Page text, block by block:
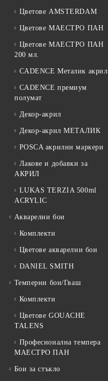
Цветове AMSTERDAM
Цветове МАЕСТРО ПАН
Цветове МАЕСТРО ПАН
200 мл.
CADENCE Металик акрил
CADENCE премиум
полумат
Декор-акрил
Декор-акрил МЕТАЛИК
POSCA акрилни маркери
Лакове и добавки за
АКРИЛ
LUKAS TERZIA 500ml
ACRYLIC
Акварелни бои
Комплекти
Цветове акварелни бои
DANIEL SMITH
Темперни бои/Гваш
Комплекти
Цветове GOUACHE
TALENS
Професионална темпера
МАЕСТРО ПАН
Бои за стъкло